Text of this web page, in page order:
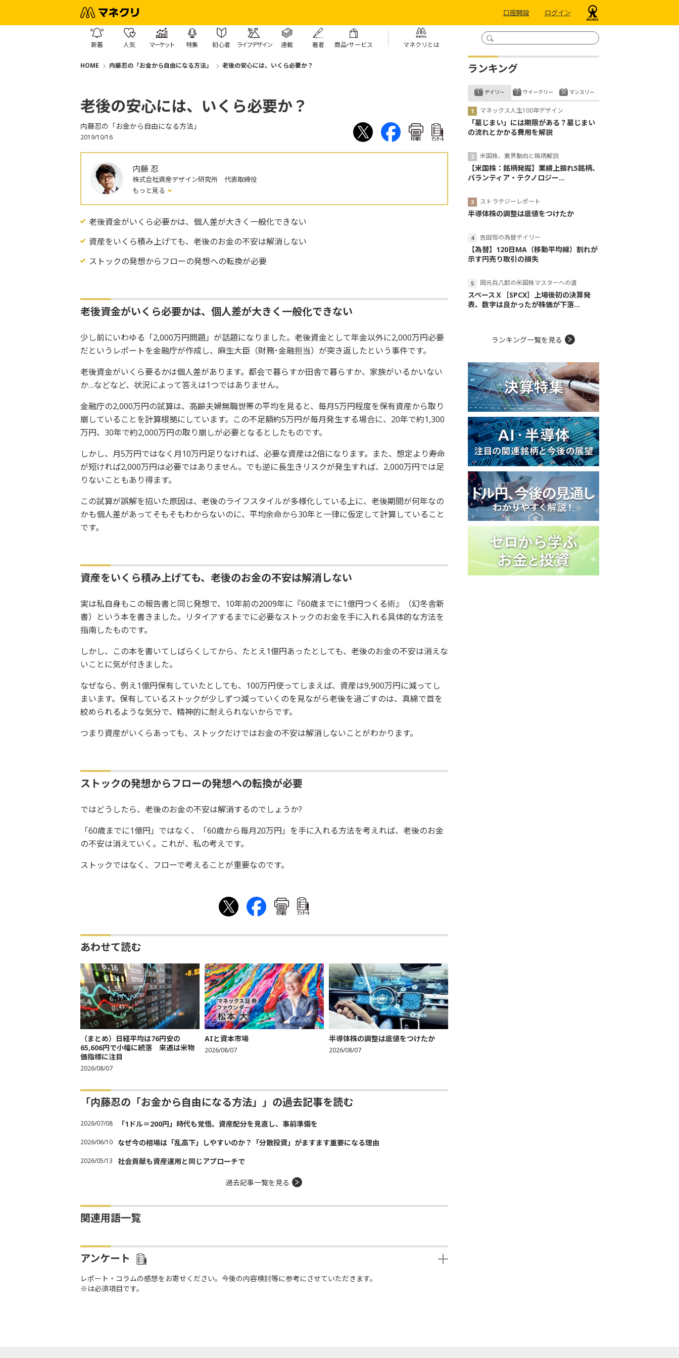
口座開設 ログイン
新着 人気 マーケット 特集 初心者 ライフデザイン 連載 著者 商品・サービス マネクリとは
HOME 内藤忍の「お金から自由になる方法」 老後の安心には、いくら必要か？
老後の安心には、いくら必要か？
内藤忍の「お金から自由になる方法」
2019/10/16 印刷 ｱﾝｹｰﾄ
内藤 忍
株式会社資産デザイン研究所 代表取締役
もっと見る
老後資金がいくら必要かは、個人差が大きく一般化できない
資産をいくら積み上げても、老後のお金の不安は解消しない
ストックの発想からフローの発想への転換が必要
老後資金がいくら必要かは、個人差が大きく一般化できない
少し前にいわゆる「2,000万円問題」が話題になりました。老後資金として年金以外に2,000万円必要
だというレポートを金融庁が作成し、麻生大臣（財務･金融担当）が突き返したという事件です。
老後資金がいくら要るかは個人差があります。都会で暮らすか田舎で暮らすか、家族がいるかいない
か…などなど、状況によって答えは1つではありません。
金融庁の2,000万円の試算は、高齢夫婦無職世帯の平均を見ると、毎月5万円程度を保有資産から取り
崩していることを計算根拠にしています。この不足額約5万円が毎月発生する場合に、20年で約1,300
万円、30年で約2,000万円の取り崩しが必要となるとしたものです。
しかし、月5万円ではなく月10万円足りなければ、必要な資産は2倍になります。また、想定より寿命
が短ければ2,000万円は必要ではありません。でも逆に長生きリスクが発生すれば、2,000万円では足
りないこともあり得ます。
この試算が誤解を招いた原因は、老後のライフスタイルが多様化している上に、老後期間が何年なの
かも個人差があってそもそもわからないのに、平均余命から30年と一律に仮定して計算していること
です。
資産をいくら積み上げても、老後のお金の不安は解消しない
実は私自身もこの報告書と同じ発想で、10年前の2009年に『60歳までに1億円つくる術』（幻冬舎新
書）という本を書きました。リタイアするまでに必要なストックのお金を手に入れる具体的な方法を
指南したものです。
しかし、この本を書いてしばらくしてから、たとえ1億円あったとしても、老後のお金の不安は消えな
いことに気が付きました。
なぜなら、例え1億円保有していたとしても、100万円使ってしまえば、資産は9,900万円に減ってし
まいます。保有しているストックが少しずつ減っていくのを見ながら老後を過ごすのは、真綿で首を
絞められるような気分で、精神的に耐えられないからです。
つまり資産がいくらあっても、ストックだけではお金の不安は解消しないことがわかります。
ストックの発想からフローの発想への転換が必要
ではどうしたら、老後のお金の不安は解消するのでしょうか?
「60歳までに1億円」ではなく、「60歳から毎月20万円」を手に入れる方法を考えれば、老後のお金
の不安は消えていく。これが、私の考えです。
ストックではなく、フローで考えることが重要なのです。
印刷 ｱﾝｹｰﾄ
あわせて読む
（まとめ）日経平均は76円安の
65,606円で小幅に続落 来週は米物
価指標に注目
2026/08/07
AIと資本市場
2026/08/07
半導体株の調整は底値をつけたか
2026/08/07
「内藤忍の「お金から自由になる方法」」の過去記事を読む
2026/07/08 「1ドル＝200円」時代も覚悟。資産配分を見直し、事前準備を
2026/06/10 なぜ今の相場は「乱高下」しやすいのか？「分散投資」がますます重要になる理由
2026/05/13 社会貢献も資産運用と同じアプローチで
過去記事一覧を見る
関連用語一覧
アンケート
レポート・コラムの感想をお寄せください。今後の内容検討等に参考にさせていただきます。
※は必須項目です。
ランキング
デイリー
マネックス人生100年デザイン
「墓じまい」には期限がある？墓じまい
の流れとかかる費用を解説
米国株、業界動向と銘柄解説
【米国株：銘柄発掘】業績上振れ5銘柄、
パランティア・テクノロジー...
ストラテジーレポート
半導体株の調整は底値をつけたか
吉田恒の為替デイリー
【為替】120日MA（移動平均線）割れが
示す円売り取引の損失
岡元兵八郎の米国株マスターへの道
スペースＸ［SPCX］上場後初の決算発
表、数字は良かったが株価が下落...
ウイークリー マンスリー
ランキング一覧を見る